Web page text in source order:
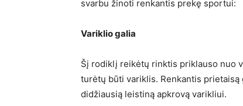
svarbu žinoti renkantis prekę sportui:
Variklio galia
Šį rodiklį reikėtų rinktis priklauso nuo
turėtų būti variklis. Renkantis prietaisą
didžiausią leistiną apkrovą varikliui.